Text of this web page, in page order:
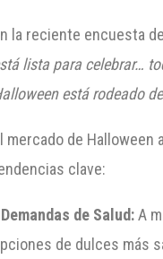
la reciente encuesta
lista para celebrar…
está rodeado
mercado de
clave:
Demandas de Salud:A
de dulces más